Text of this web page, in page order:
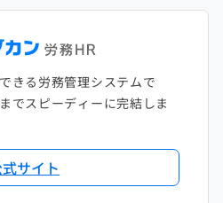
きる労務管理システムで
でスピーディーに完結しま
サイト